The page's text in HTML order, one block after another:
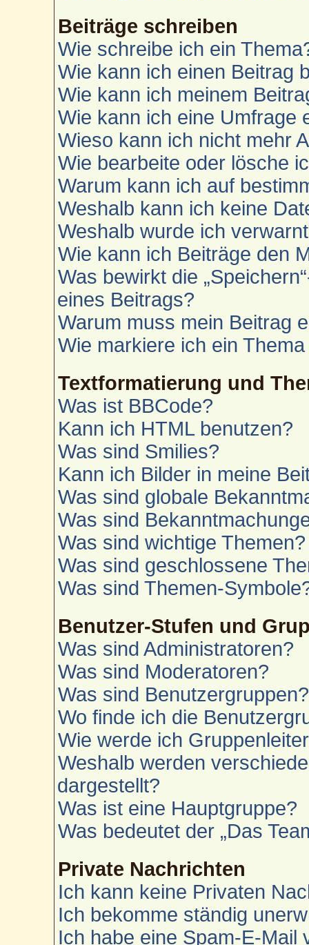
Beiträge schreiben
Wie schreibe ich ein
Wie kann ich einen Beitrag
Wie kann ich meinem
Wie kann ich eine Umfrage
Wieso kann ich nicht mehr
Wie bearbeite oder lösche
Warum kann ich auf
Weshalb kann ich keine
Weshalb wurde ich
Wie kann ich Beiträge den
Was bewirkt die
eines Beitrags?
Warum muss mein Beitrag
Wie markiere ich ein
Textformatierung und
Was ist BBCode?
Kann ich HTML benutzen?
Was sind Smilies?
Kann ich Bilder in meine
Was sind globale
Was sind
Was sind wichtige Themen?
Was sind geschlossene
Was sind Themen-
Benutzer-Stufen und
Was sind Administratoren?
Was sind Moderatoren?
Was sind Benutzergruppen?
Wo finde ich die
Wie werde ich
Weshalb werden
dargestellt?
Was ist eine Hauptgruppe?
Was bedeutet der „Das
Private Nachrichten
Ich kann keine Privaten
Ich bekomme ständig
Ich habe eine Spam-E-Mail